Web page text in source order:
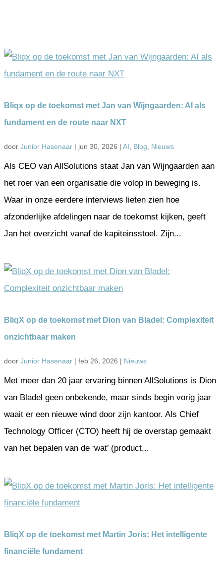
Bliqx op de toekomst met Jan van Wijngaarden: AI als
fundament en de route naar NXT
door Junior Hasenaar | jun 30, 2026 | AI Blog Nieuws
Als CEO van AllSolutions staat Jan van Wijngaarden aan
het roer van een organisatie die volop in beweging is.
Waar in onze eerdere interviews lieten zien hoe
afzonderlijke afdelingen naar de toekomst kijken, geeft
Jan het overzicht vanaf de kapiteinsstoel. Zijn...
BliqX op de toekomst met Dion van Bladel: Complexiteit
onzichtbaar maken
door Junior Hasenaar | feb 26, 2026 | Nieuws
Met meer dan 20 jaar ervaring binnen AllSolutions is Dion
van Bladel geen onbekende, maar sinds begin vorig jaar
waait er een nieuwe wind door zijn kantoor. Als Chief
Technology Officer (CTO) heeft hij de overstap gemaakt
van het bepalen van de ‘wat’ (product...
BliqX op de toekomst met Martin Joris: Het intelligente
financiële fundament